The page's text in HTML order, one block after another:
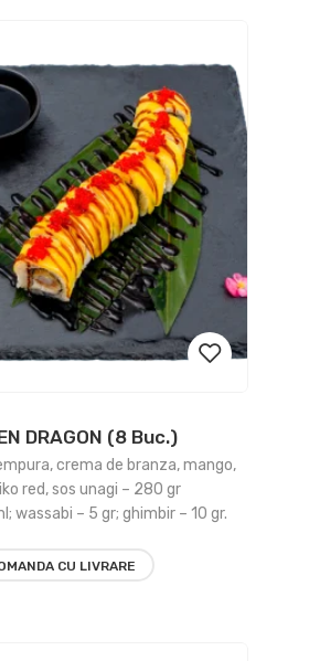
wishlist
DRAGON (8 Buc.)
crema de branza, mango,
red, sos unagi – 280 gr
wassabi – 5 gr; ghimbir – 10 gr.
CU LIVRARE